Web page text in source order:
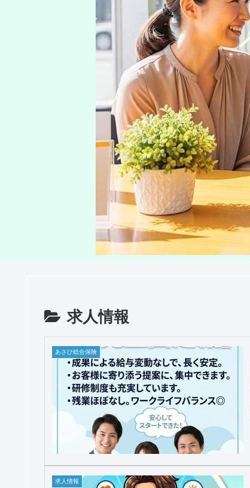
求人情報
あさひ総合保険
求人情報